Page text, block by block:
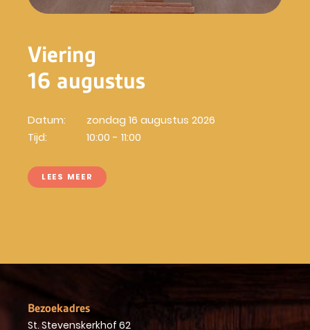
Viering
16 augustus
Datum:
Tijd:
zondag 16 augustus 2026
10:00 - 11:00
LEES MEER
Bezoekadres
St. Stevenskerkhof 62